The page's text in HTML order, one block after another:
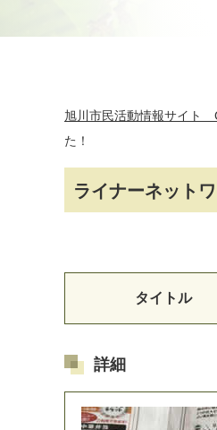
旭川市民活動情報サイト
た！
ライナーネット
タイトル
詳細